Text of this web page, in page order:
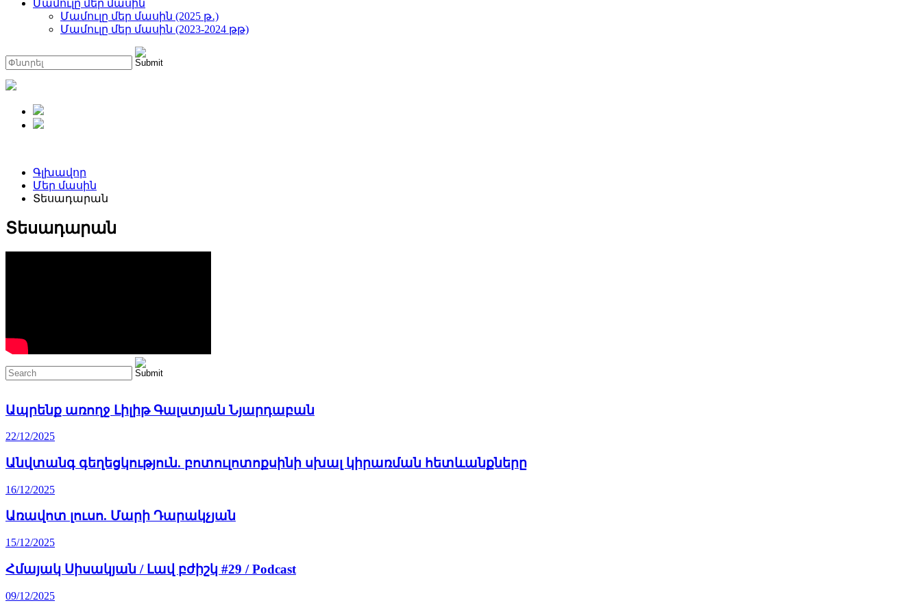
Մամուլը մեր մասին
Մամուլը մեր մասին (2025 թ․)
Մամուլը մեր մասին (2023-2024 թթ)
Գլխավոր
Մեր մասին
Տեսադարան
Տեսադարան
Ապրենք առողջ Լիլիթ Գալստյան Նյարդաբան
22/12/2025
Անվտանգ գեղեցկություն. բոտուլոտոքսինի սխալ կիրառման հետևանքները
16/12/2025
Առավոտ լուսո. Մարի Դարակչյան
15/12/2025
Հմայակ Սիսակյան / Լավ բժիշկ #29 / Podcast
09/12/2025